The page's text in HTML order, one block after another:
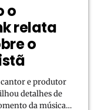
o
relata
o
cantor e produtor
detalhes de
da música